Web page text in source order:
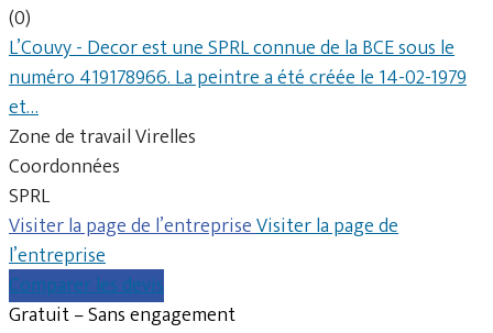
(0)
L’Couvy - Decor est une SPRL connue de la BCE sous le
numéro 419178966. La peintre a été créée le 14-02-1979
et…
Zone de travail Virelles
Coordonnées
SPRL
Visiter la page de l’entrepriseVisiter la page de
l’entreprise
Comparer les devis
Gratuit – Sans engagement